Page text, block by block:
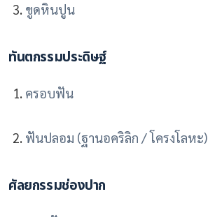
ขูดหินปูน
ทันตกรรมประดิษฐ์
ครอบฟัน
ฟันปลอม (ฐานอคริลิก / โครงโลหะ)
ศัลยกรรมช่องปาก